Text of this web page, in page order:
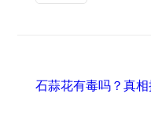
石蒜花有毒吗？真